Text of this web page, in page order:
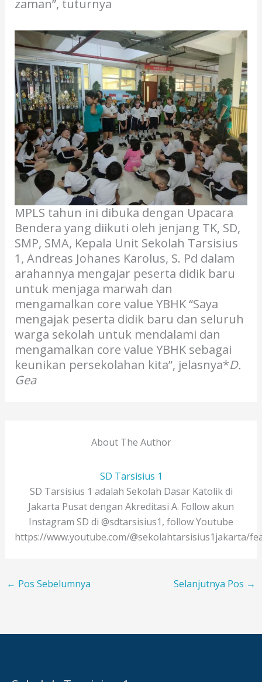
zaman”, tuturnya
MPLS tahun ini dibuka dengan Upacara
Bendera yang diikuti oleh jenjang TK, SD,
SMP, SMA, Kepala Unit Sekolah Tarsisius
1, Andreas Johanes Karolus, S. Pd dalam
arahannya mengajar peserta didik baru
untuk menjaga marwah dan
mengamalkan core value YBHK “Saya
mengajak peserta didik baru dan seluruh
warga sekolah untuk mendalami dan
mengamalkan core value YBHK sebagai
keunikan persekolahan kita”, jelasnya*D.
Gea
About The Author
SD Tarsisius 1
SD Tarsisius 1 adalah Sekolah Dasar Katolik di
Jakarta Pusat dengan Akreditasi A. Follow akun
Instagram SD di @sdtarsisius1, follow Youtube
https://www.youtube.com/@sekolahtarsisius1jakarta/
← Pos Sebelumnya Selanjutnya Pos →